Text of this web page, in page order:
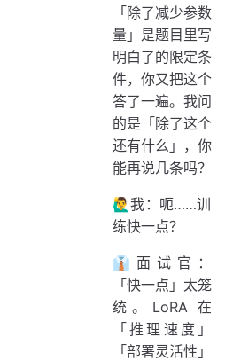
「除了减少参数
量」是题目里写
明白了的限定条
件，你又把这个
答了一遍。我问
的是「除了这个
还有什么」，你
能再说几条吗？
🙋‍♂️我：呃……训
练快一点？
👔面试官：
「快一点」太笼
统。LoRA 在
「推理速度」
「部署灵活性」